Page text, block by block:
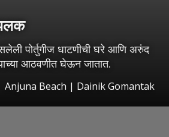
पोर्तुगीज धाटणीची घरे आणि अरुंद
आठवणीत घेऊन जातात.
Anjuna Beach | Dainik Gomantak